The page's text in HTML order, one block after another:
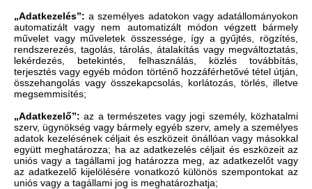
„Adatkezelés”: a személyes adatokon vagy adatállományokon
automatizált vagy nem automatizált módon végzett bármely
művelet vagy műveletek összessége, így a gyűjtés, rögzítés,
rendszerezés, tagolás, tárolás, átalakítás vagy megváltoztatás,
lekérdezés, betekintés, felhasználás, közlés továbbítás,
terjesztés vagy egyéb módon történő hozzáférhetővé tétel útján,
összehangolás vagy összekapcsolás, korlátozás, törlés, illetve
megsemmisítés;
„Adatkezelő”: az a természetes vagy jogi személy, közhatalmi
szerv, ügynökség vagy bármely egyéb szerv, amely a személyes
adatok kezelésének céljait és eszközeit önállóan vagy másokkal
együtt meghatározza; ha az adatkezelés céljait és eszközeit az
uniós vagy a tagállami jog határozza meg, az adatkezelőt vagy
az adatkezelő kijelölésére vonatkozó különös szempontokat az
uniós vagy a tagállami jog is meghatározhatja;